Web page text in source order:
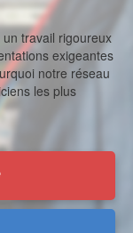
travail rigoureux
exigeantes
notre réseau
les plus